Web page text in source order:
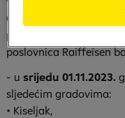
Obavještavamo
predstojećih praznika,
poslovnica Raiffeisen
- u srijedu 01.11.2023.
sljedećim gradovima:
• Kiseljak,